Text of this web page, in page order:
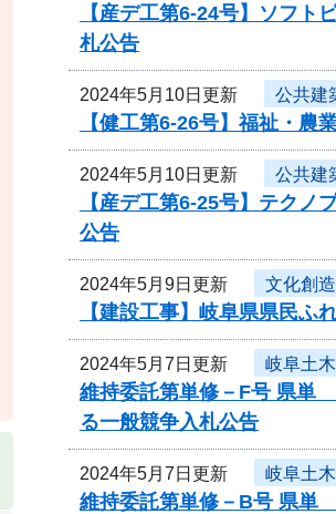
【産デ工第6-24号】ソフト
札公告
2024年5月10日更新 公共建
【健工第6-26号】福祉・農
2024年5月10日更新 公共建
【産デ工第6-25号】テク
公告
2024年5月9日更新 文化創
【建設工事】岐阜県県民ふ
2024年5月7日更新 岐阜土
維持委託第単修－F号 県単
る一般競争入札公告
2024年5月7日更新 岐阜土
維持委託第単修－B号 県単